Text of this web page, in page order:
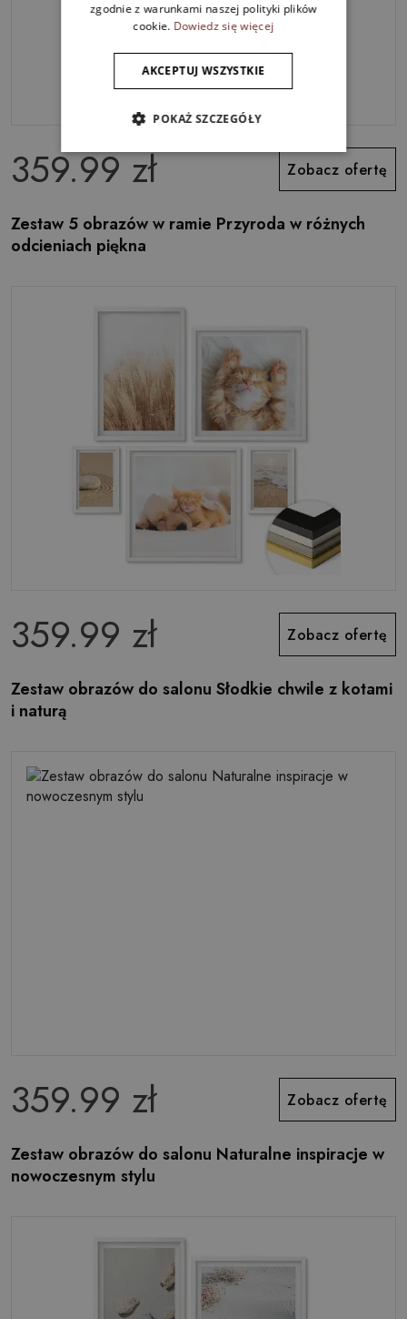
359.99 zł Zobacz ofertę
Zestaw 5 obrazów w ramie Przyroda w różnych
odcieniach piękna
359.99 zł Zobacz ofertę
Zestaw obrazów do salonu Słodkie chwile z kotami
i naturą
359.99 zł Zobacz ofertę
Zestaw obrazów do salonu Naturalne inspiracje w
nowoczesnym stylu
zgodnie z warunkami naszej polityki plików
cookie. Dowiedz się więcej
AKCEPTUJ WSZYSTKIE
POKAŻ SZCZEGÓŁY